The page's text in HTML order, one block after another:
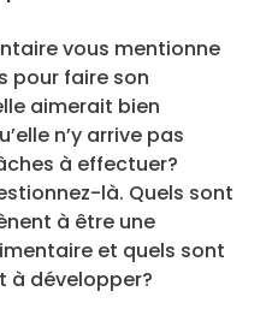
vous mentionne
pour faire son
aimerait bien
n’y arrive pas
à effectuer?
là. Quels sont
à être une
et quels sont
à développer?